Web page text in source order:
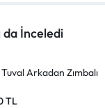
da İnceledi
Arkadan Zımbalı
TL